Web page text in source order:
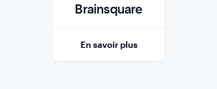
Brainsquare
Role
En savoir plus